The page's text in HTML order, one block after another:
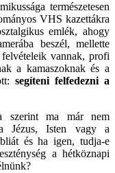
természetesen
VHS kazettákra
emlék, ahogy
beszél, mellette
vannak, profi
a kamaszoknak és a
segíteni felfedezni a
szerint ma már nem
Jézus, Isten vagy a
és ha igen, tudja-e
a hétköznapi